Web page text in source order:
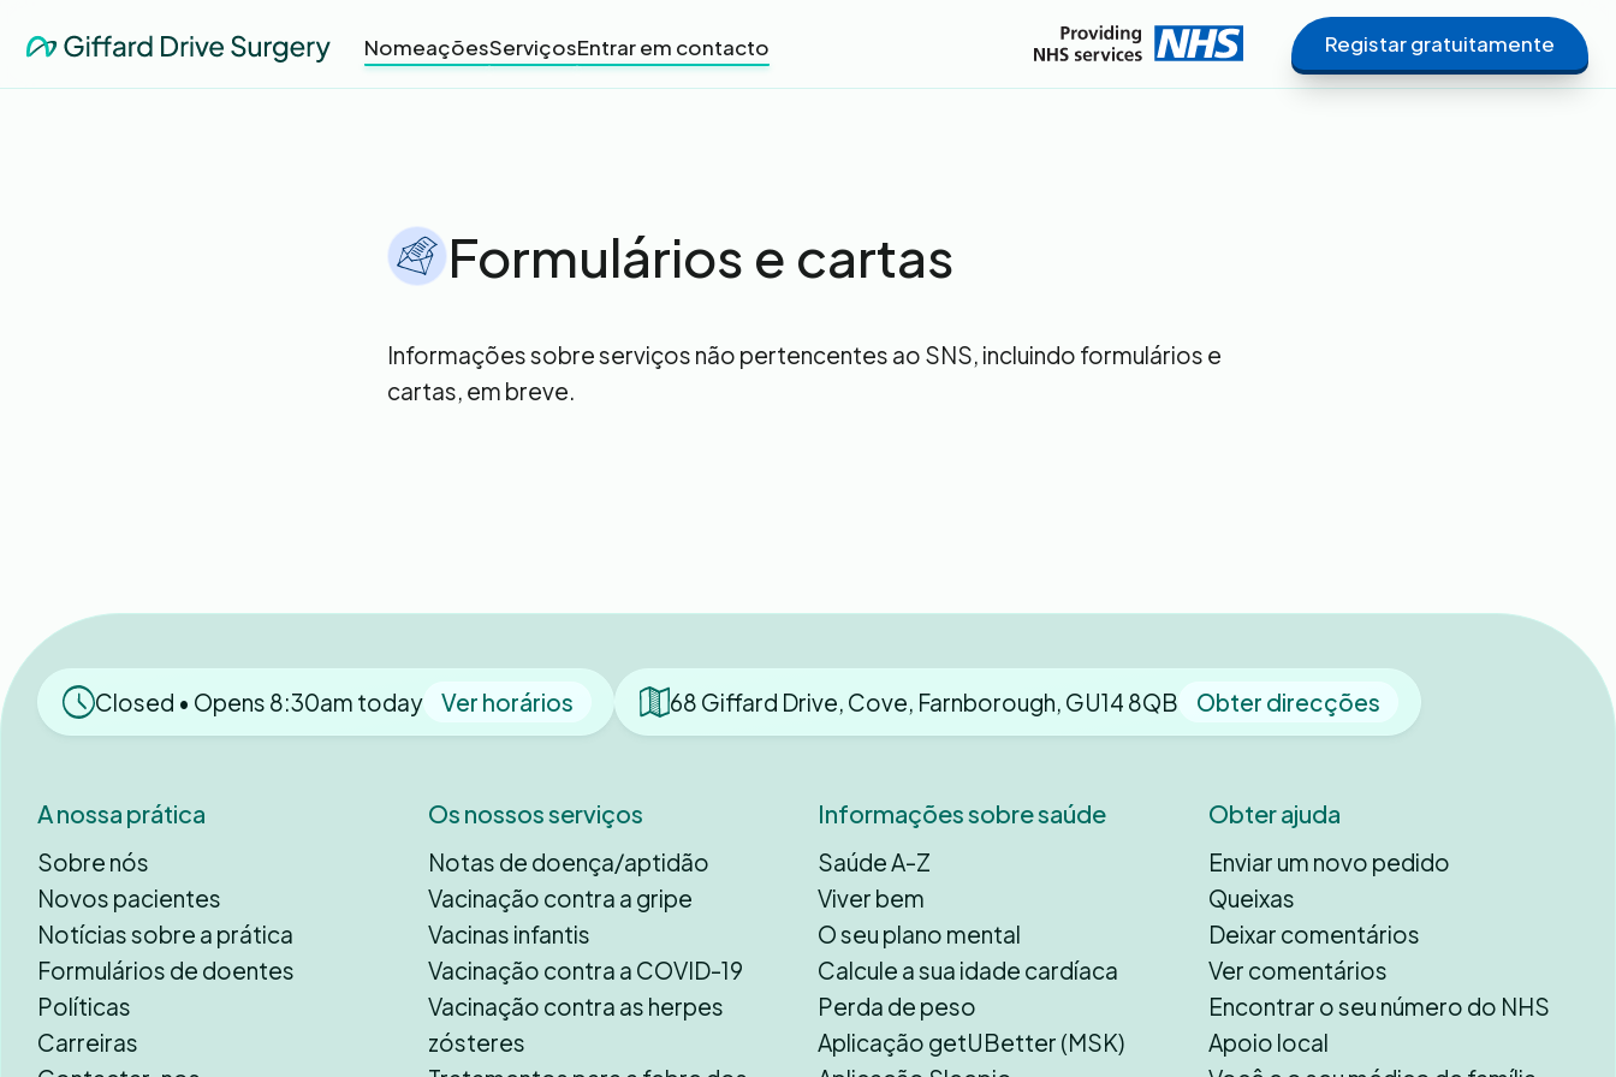
NomeaçõesServiçosEntrar em contacto Registar gratuitamente
Formulários e cartas
Informações sobre serviços não pertencentes ao SNS, incluindo formulários e
cartas, em breve.
Closed • Opens 8:30am today Ver horários 68 Giffard Drive, Cove, Farnborough, GU14 8QB Obter direcções
A nossa prática
Sobre nós
Novos pacientes
Notícias sobre a prática
Formulários de doentes
Políticas
Carreiras
Os nossos serviços
Notas de doença/aptidão
Vacinação contra a gripe
Vacinas infantis
Vacinação contra a COVID-19
Vacinação contra as herpes
zósteres
Informações sobre saúde
Saúde A-Z
Viver bem
O seu plano mental
Calcule a sua idade cardíaca
Perda de peso
Aplicação getUBetter (MSK)
Obter ajuda
Enviar um novo pedido
Queixas
Deixar comentários
Ver comentários
Encontrar o seu número do NHS
Apoio local